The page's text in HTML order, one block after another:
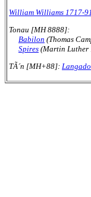
William Williams 1717-91
Tonau [MH 8888]:
Babilon (Thomas
Spires (Martin Luther
TÃ´n [MH+88]: